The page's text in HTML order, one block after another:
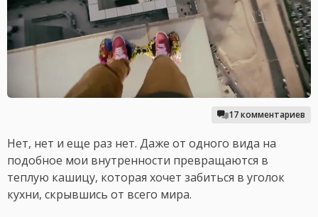
17 комментариев
Нет, нет и еще раз нет. Даже от одного вида на
подобное мои внутренности превращаются в
теплую кашицу, которая хочет забиться в уголок
кухни, скрывшись от всего мира.